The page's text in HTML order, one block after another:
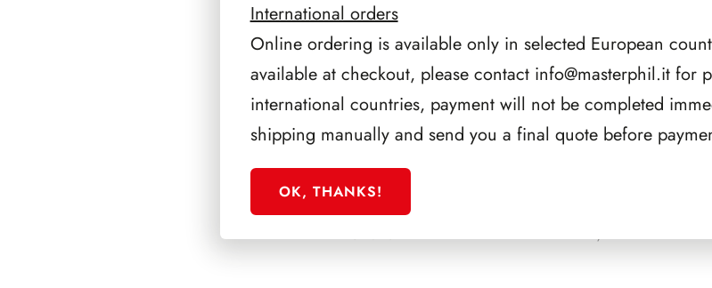
SFORZESCO ITALIA 1994
PAGINE 5
1992/1999
International orders
Online ordering is available only in selected European
available at checkout, please contact info@masterphil.itfor
international countries, payment will not be completed
shipping manually and send you a final quote before
OK, THANKS!